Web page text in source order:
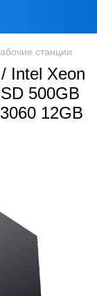
станции
Intel Xeon
500GB
12GB